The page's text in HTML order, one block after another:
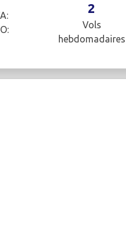
2
Vols
hebdomadaires